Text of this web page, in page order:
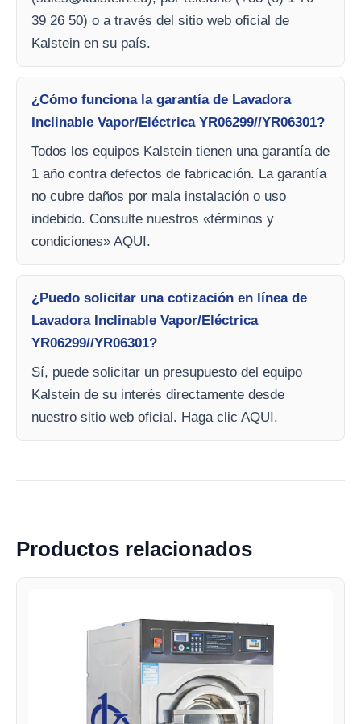
39 26 50) o a través del sitio web oficial de
Kalstein en su país.
¿Cómo funciona la garantía de Lavadora
Inclinable Vapor/Eléctrica YR06299//YR06301?
Todos los equipos Kalstein tienen una garantía de
1 año contra defectos de fabricación. La garantía
no cubre daños por mala instalación o uso
indebido. Consulte nuestros «términos y
condiciones» AQUI.
¿Puedo solicitar una cotización en línea de
Lavadora Inclinable Vapor/Eléctrica
YR06299//YR06301?
Sí, puede solicitar un presupuesto del equipo
Kalstein de su interés directamente desde
nuestro sitio web oficial. Haga clic AQUI.
Productos relacionados